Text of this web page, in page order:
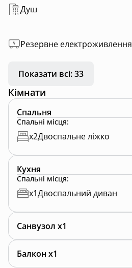
Душ
Резервне електроживлення
Показати всі: 33
Кімнати
Спальня
Спальні місця:
x2Двоспальне ліжко
Кухня
Спальні місця:
x1Двоспальний диван
Санвузол x1
Балкон x1